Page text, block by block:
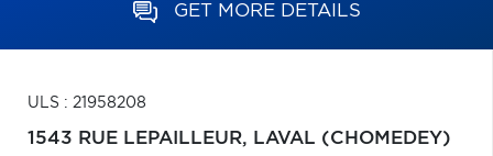
GET MORE DETAILS
ULS : 21958208
1543 RUE LEPAILLEUR, LAVAL (CHOMEDEY)